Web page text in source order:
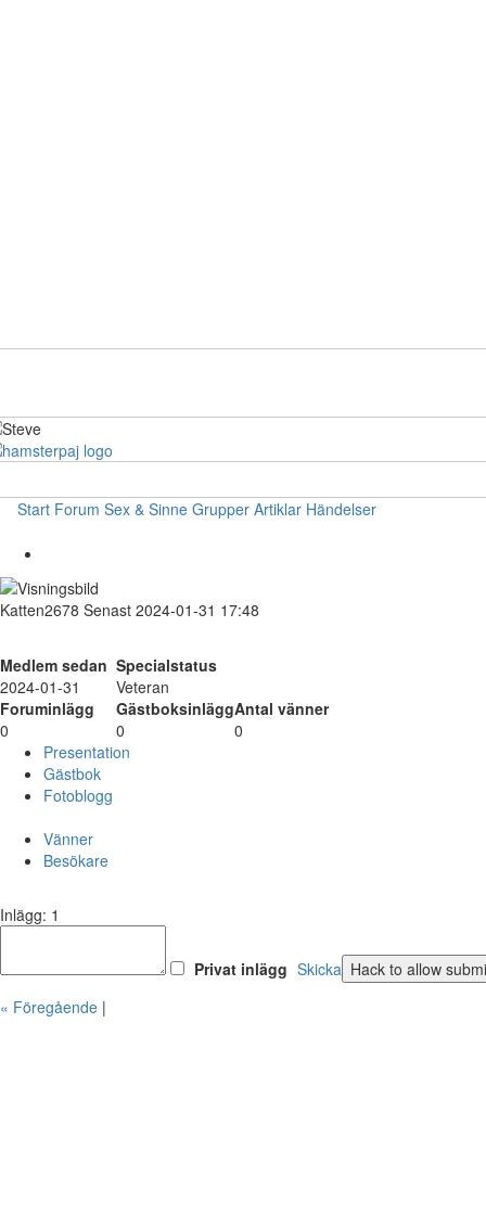
Start Forum Sex & Sinne Grupper Artiklar Händelser
Katten2678 Senast 2024-01-31 17:48
Medlem sedan Specialstatus
2024-01-31
Veteran
Foruminlägg
GästboksinläggAntal vänner
0
0
0
Presentation
Gästbok
Fotoblogg
Vänner
Besökare
Inlägg: 1
Privat inlägg Skicka
« Föregående |